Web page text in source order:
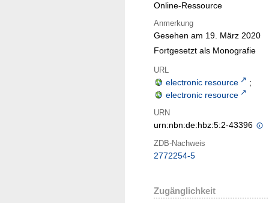
Online-Ressource
Anmerkung
Gesehen am 19. März 2020
Fortgesetzt als Monografie
URL
electronic resource
;
electronic resource
URN
urn:nbn:de:hbz:5:2-43396
ZDB-Nachweis
2772254-5
Zugänglichkeit